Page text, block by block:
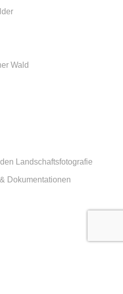
Wald
Landschaftsfotografie
Dokumentationen